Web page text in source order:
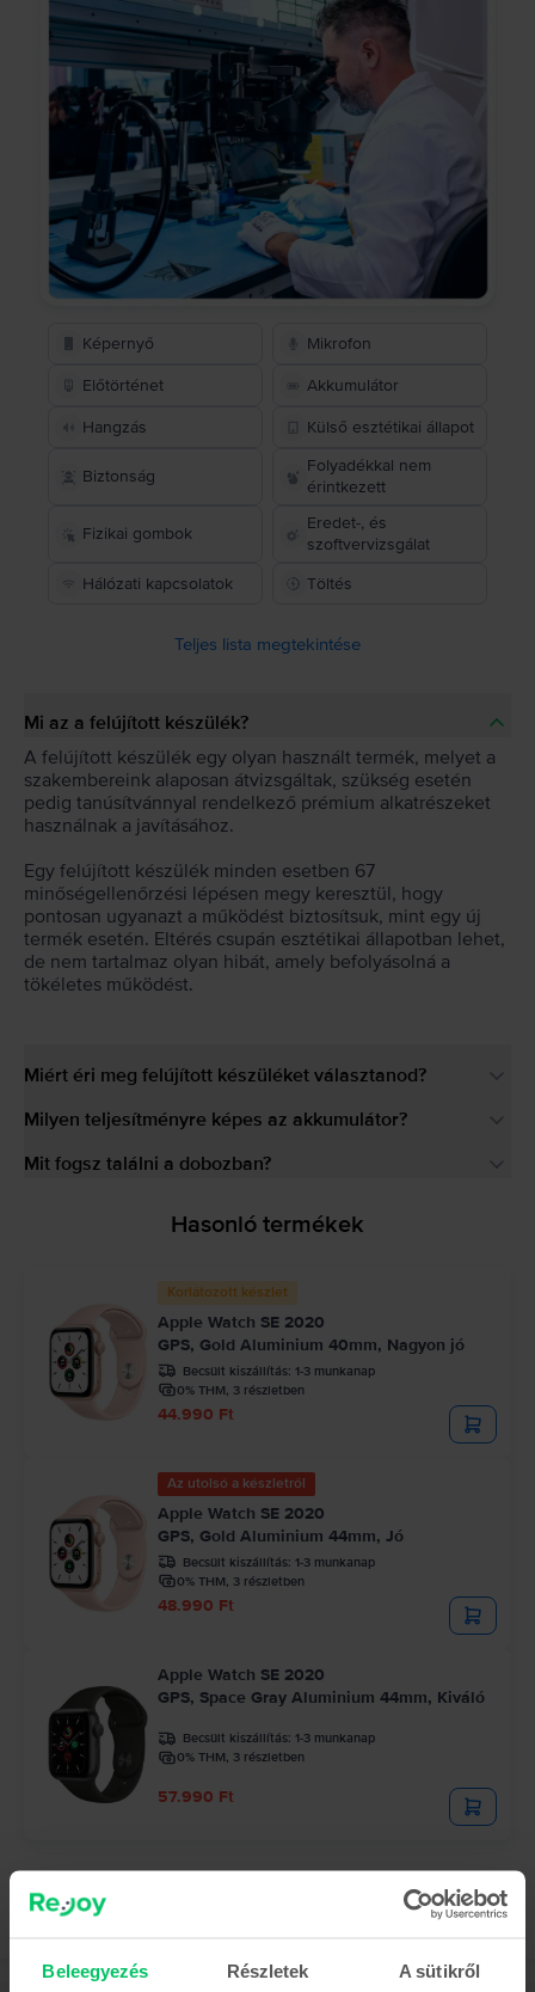
Beleegyezés Részletek A sütikről
Képernyő Mikrofon
Előtörténet Akkumulátor
Hangzás Külső esztétikai állapot
Biztonság
Folyadékkal nem
érintkezett
Fizikai gombok
Eredet-, és
szoftvervizsgálat
Hálózati kapcsolatok
Töltés
Teljes lista megtekintése
Mi az a felújított készülék?
A felújított készülék egy olyan használt termék, melyet a
szakembereink alaposan átvizsgáltak, szükség esetén
pedig tanúsítvánnyal rendelkező prémium alkatrészeket
használnak a javításához.
Egy felújított készülék minden esetben 67
minőségellenőrzési lépésen megy keresztül, hogy
pontosan ugyanazt a működést biztosítsuk, mint egy új
termék esetén. Eltérés csupán esztétikai állapotban lehet,
de nem tartalmaz olyan hibát, amely befolyásolná a
tökéletes működést.
Miért éri meg felújított készüléket választanod?
Milyen teljesítményre képes az akkumulátor?
Mit fogsz találni a dobozban?
Hasonló termékek
Korlátozott készlet
Apple Watch SE 2020
GPS, Gold Aluminium 40mm, Nagyon jó
Becsült kiszállítás: 1-3 munkanap
0% THM, 3 részletben
44.990 Ft
Az utolsó a készletről
Apple Watch SE 2020
GPS, Gold Aluminium 44mm, Jó
Becsült kiszállítás: 1-3 munkanap
0% THM, 3 részletben
48.990 Ft
Apple Watch SE 2020
GPS, Space Gray Aluminium 44mm, Kiváló
Becsült kiszállítás: 1-3 munkanap
0% THM, 3 részletben
57.990 Ft